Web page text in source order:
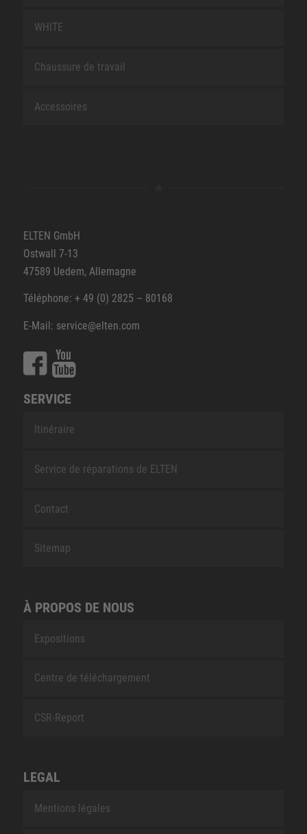
WHITE
Chaussure de travail
Accessoires
ELTEN GmbH
Ostwall 7-13
47589 Uedem, Allemagne
Téléphone: + 49 (0) 2825 – 80168
E-Mail: service@elten.com
SERVICE
Itinéraire
Service de réparations de ELTEN
Contact
Sitemap
À PROPOS DE NOUS
Expositions
Centre de téléchargement
CSR-Report
LEGAL
Mentions légales